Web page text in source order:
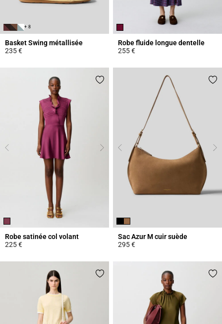
+ 8
Basket Swing métallisée
235 €
Robe fluide longue dentelle
255 €
Robe satinée col volant
225 €
Sac Azur M cuir suède
295 €